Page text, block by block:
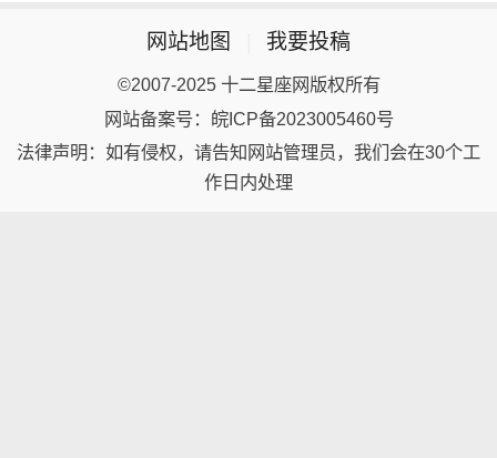
网站地图 我要投稿
©2007-2025 十二星座网版权所有
网站备案号：皖ICP备2023005460号
法律声明：如有侵权，请告知网站管理员，我们会在30个工
作日内处理